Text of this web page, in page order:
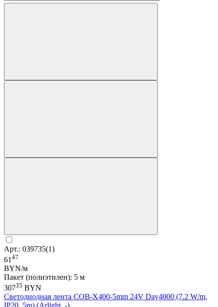
Арт.: 039735(1)
61 47
BYN/м
Пакет (полиэтилен): 5 м
30735 BYN
Светодиодная лента COB-X400-5mm 24V Day4000 (7.2 W/m,